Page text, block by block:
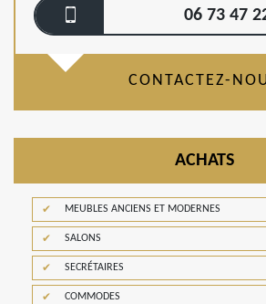
06 73 47
CONTACTEZ-
ACHATS
MEUBLES ANCIENS ET MODERNES
SALONS
SECRÉTAIRES
COMMODES